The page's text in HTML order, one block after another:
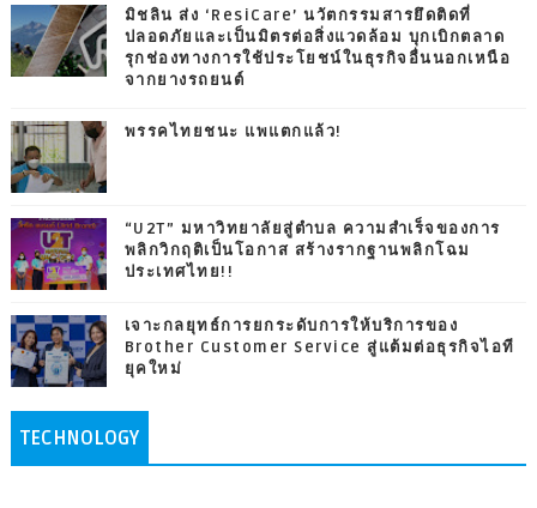
มิชลิน ส่ง ‘ResiCare’ นวัตกรรมสารยึดติดที่
ปลอดภัยและเป็นมิตรต่อสิ่งแวดล้อม บุกเบิกตลาด
รุกช่องทางการใช้ประโยชน์ในธุรกิจอื่นนอกเหนือ
จากยางรถยนต์
พรรคไทยชนะ แพแตกแล้ว!
“U2T” มหาวิทยาลัยสู่ตำบล ความสำเร็จของการ
พลิกวิกฤติเป็นโอกาส สร้างรากฐานพลิกโฉม
ประเทศไทย!!
เจาะกลยุทธ์การยกระดับการให้บริการของ
Brother Customer Service สู่แต้มต่อธุรกิจไอที
ยุคใหม่
TECHNOLOGY